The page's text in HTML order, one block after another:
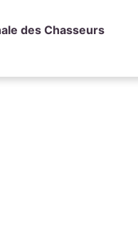
des Chasseurs